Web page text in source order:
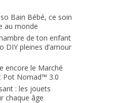
Bain Bébé, ce soin
au monde
de ton enfant
DIY pleines d’amour
encore le Marché
Pot Nomad™ 3.0
: les jouets
chaque âge